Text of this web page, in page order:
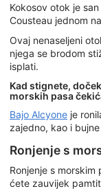
Kokosov otok je
Cousteau jednom
Ovaj nenaseljeni
njega se brodom
isplati.
Kad stignete,
morskih pasa
Bajo Alcyone je
zajedno, kao i
Ronjenje s
Ronjenje s
ćete zauvijek